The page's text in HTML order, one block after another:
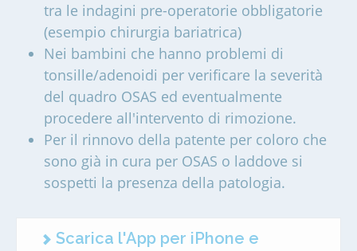
tra le indagini pre-operatorie obbligatorie
(esempio chirurgia bariatrica)
Nei bambini che hanno problemi di
tonsille/adenoidi per verificare la severità
del quadro OSAS ed eventualmente
procedere all'intervento di rimozione.
Per il rinnovo della patente per coloro che
sono già in cura per OSAS o laddove si
sospetti la presenza della patologia.
Scarica l'App per iPhone e